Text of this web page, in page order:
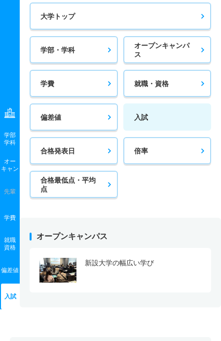
学部
学科
オー
キャン
先輩
学費
就職
資格
偏差値
入試
大学トップ
学部・学科
オープンキャンパ
ス
学費 就職・資格
偏差値 入試
合格発表日 倍率
合格最低点・平均
点
オープンキャンパス
新設大学の幅広い学び